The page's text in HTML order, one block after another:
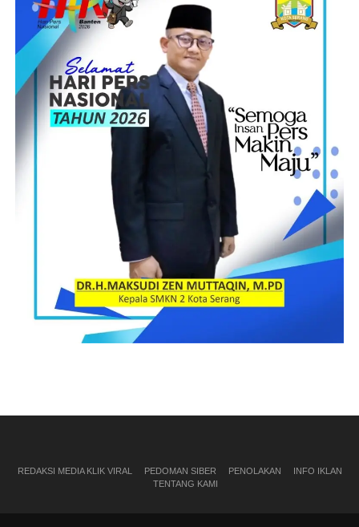
REDAKSI MEDIA KLIK VIRAL PEDOMAN SIBER PENOLAKAN
INFO IKLAN
TENTANG KAMI